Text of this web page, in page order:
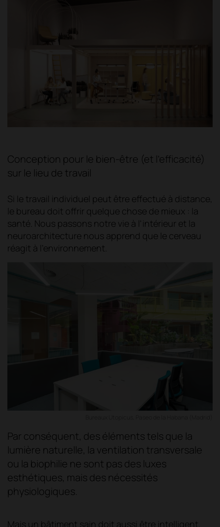
Conception pour le bien-être (et l'efficacité)
sur le lieu de travail
Si le travail individuel peut être effectué à distance,
le bureau doit offrir quelque chose de mieux : la
santé. Nous passons notre vie à l'intérieur et la
neuroarchitecture nous apprend que le cerveau
réagit à l'environnement.
Par conséquent, des éléments tels que la
lumière naturelle, la ventilation transversale
ou la biophilie ne sont pas des luxes
esthétiques, mais des nécessités
physiologiques.
Mais un bâtiment sain doit aussi être intelligent.